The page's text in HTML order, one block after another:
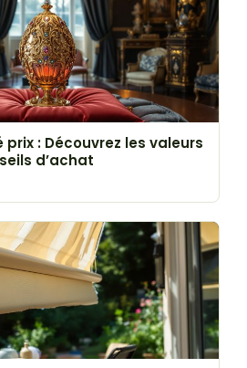
prix : Découvrez les valeurs
d’achat